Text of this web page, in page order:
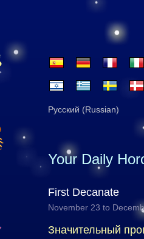
Русский (Russian)
Your Daily
First Decanate
November 23 to
Значительный